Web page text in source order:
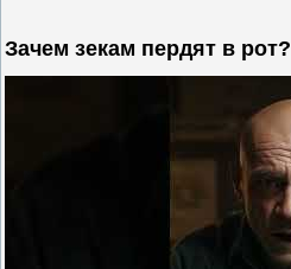
Зачем зекам пердят в рот?